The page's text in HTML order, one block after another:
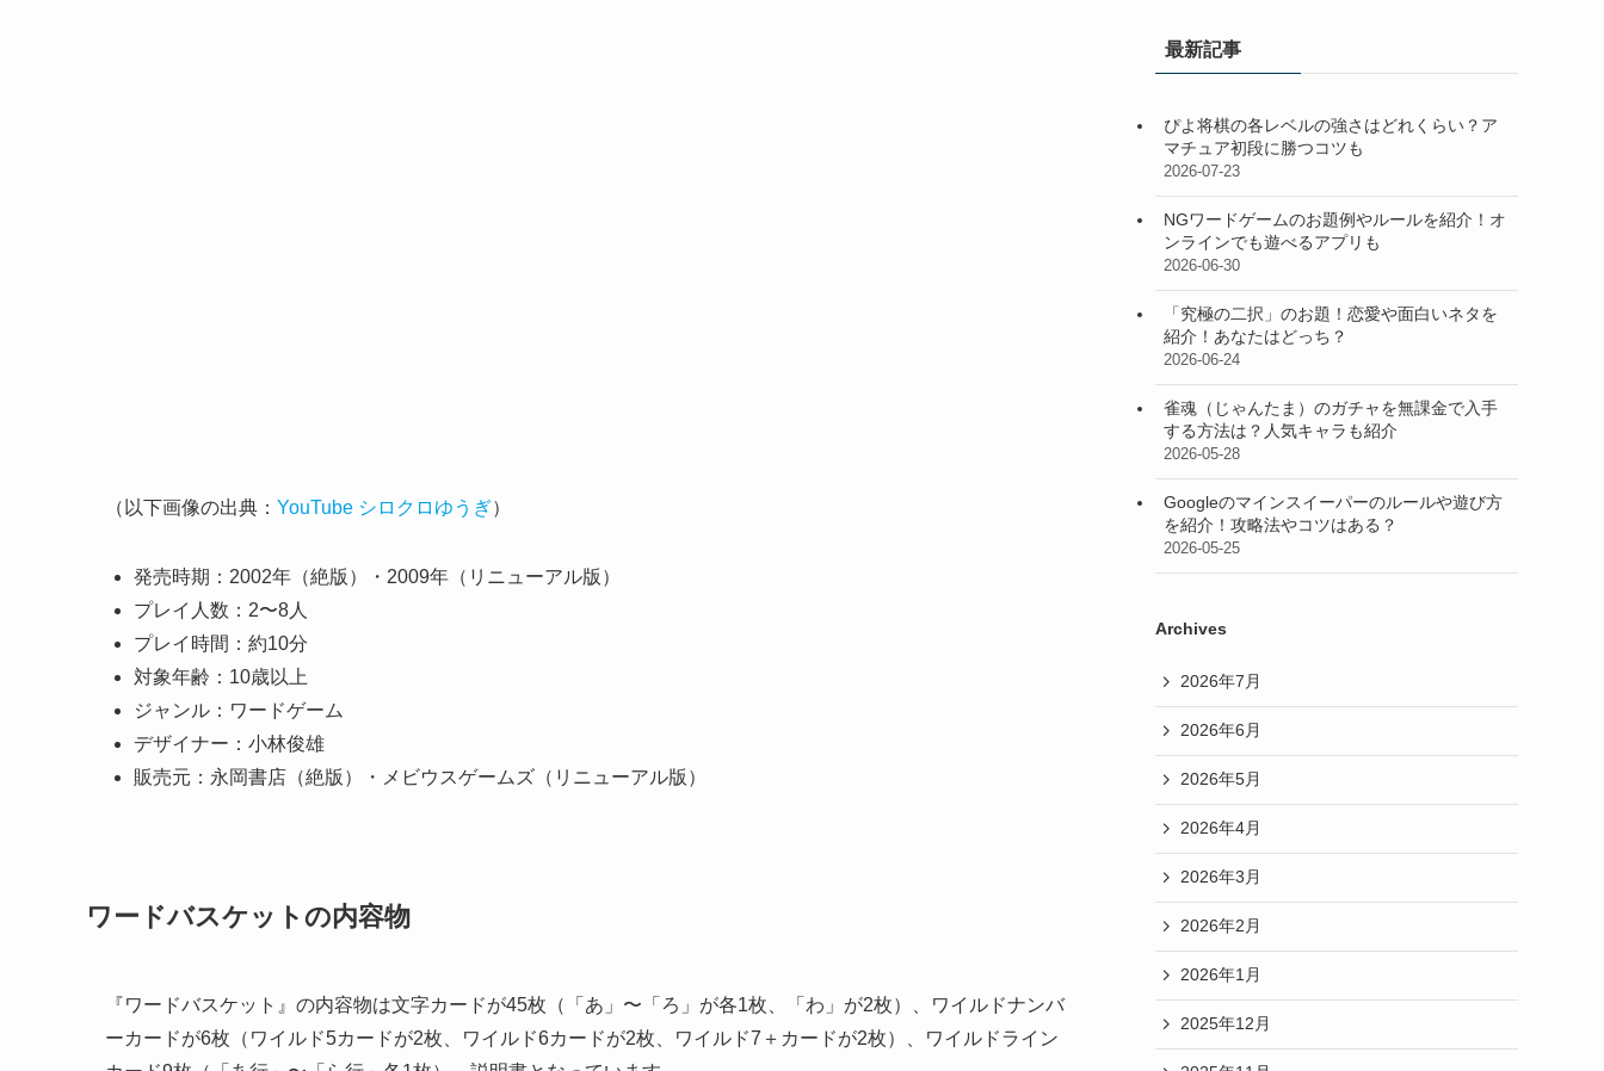
（以下画像の出典： YouTube シロクロゆうぎ）
発売時期：2002年（絶版）・2009年（リニューアル版）
プレイ人数：2〜8人
プレイ時間：約10分
対象年齢：10歳以上
ジャンル：ワードゲーム
デザイナー：小林俊雄
販売元：永岡書店（絶版）・メビウスゲームズ（リニューアル版）
ワードバスケットの内容物
『ワードバスケット』の内容物は文字カードが45枚（「あ」〜「ろ」が各1枚、「わ」が2枚）、ワイルドナンバ
ーカードが6枚（ワイルド5カードが2枚、ワイルド6カードが2枚、ワイルド7＋カードが2枚）、ワイルドライン
最新記事
ぴよ将棋の各レベルの強さはどれくらい？ア
マチュア初段に勝つコツも
2026-07-23
NGワードゲームのお題例やルールを紹介！オ
ンラインでも遊べるアプリも
2026-06-30
「究極の二択」のお題！恋愛や面白いネタを
紹介！あなたはどっち？
2026-06-24
雀魂（じゃんたま）のガチャを無課金で入手
する方法は？人気キャラも紹介
2026-05-28
Googleのマインスイーパーのルールや遊び方
を紹介！攻略法やコツはある？
2026-05-25
Archives
2026年7月
2026年6月
2026年5月
2026年4月
2026年3月
2026年2月
2026年1月
2025年12月